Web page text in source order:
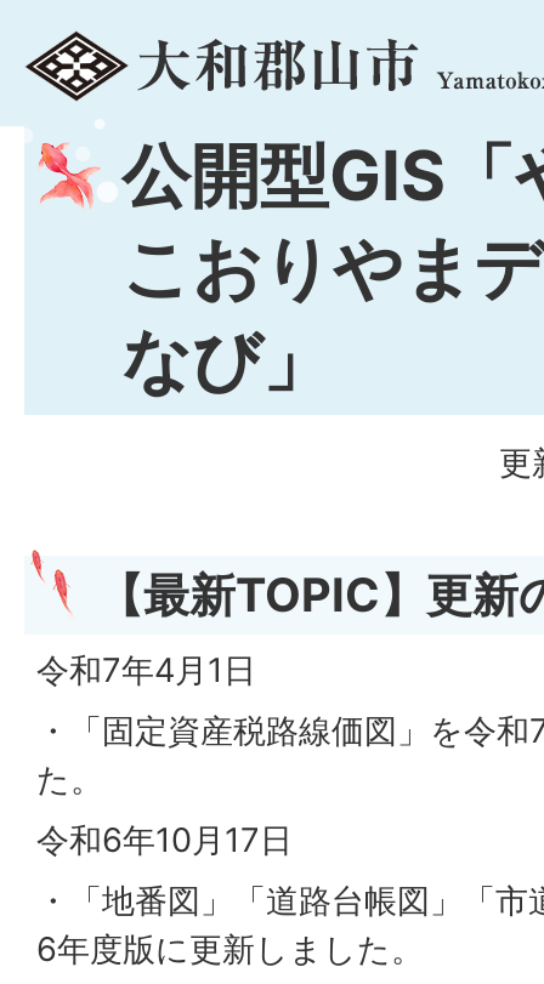
menu
公開型GIS「
こおりやま
なび」
更
【最新TOPIC】更
令和7年4月1日
・「固定資産税路線価図」を令
た。
令和6年10月17日
・「地番図」「道路台帳図」「
6年度版に更新しました。